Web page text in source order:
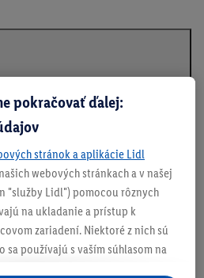
pri každodenných jazdách
výletoch s rodinou
pokračovať ďalej:
stránok a aplikácie Lidl
webových stránkach a v našej
"služby Lidl") pomocou rôznych
na ukladanie a prístup k
zariadení. Niektoré z nich sú
používajú s vaším súhlasom na